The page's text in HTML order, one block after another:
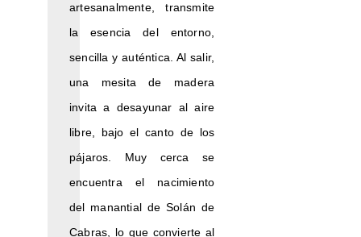
artesanalmente, transmite
la esencia del entorno,
sencilla y auténtica. Al salir,
una mesita de madera
invita a desayunar al aire
libre, bajo el canto de los
pájaros. Muy cerca se
encuentra el nacimiento
del manantial de Solán de
Cabras, lo que convierte al